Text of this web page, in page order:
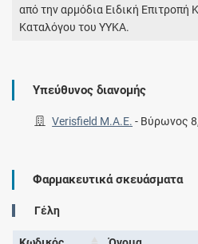
από την αρμόδια Ειδική Επιτροπή
Καταλόγου του ΥΥΚΑ.
Υπεύθυνος διανομής
Verisfield Μ.Α.Ε. - Βύρωνος
Φαρμακευτικά σκευάσματα
Γέλη